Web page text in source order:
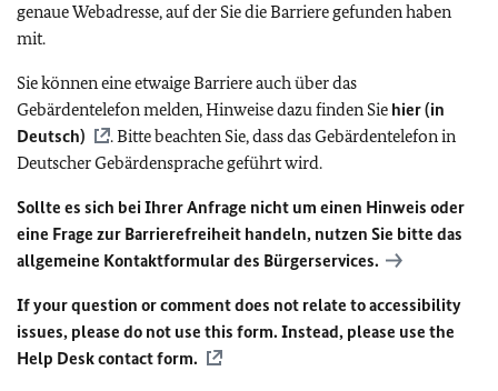
genaue Webadresse, auf der Sie die Barriere gefunden haben
mit.
Sie können eine etwaige Barriere auch über das
Gebärdentelefon melden, Hinweise dazu finden Sie hier (in
Deutsch)
. Bitte beachten Sie, dass das Gebärdentelefon in
Deutscher Gebärdensprache geführt wird.
Sollte es sich bei Ihrer Anfrage nicht um einen Hinweis oder
eine Frage zur Barrierefreiheit handeln, nutzen Sie bitte das
allgemeine Kontaktformular des Bürgerservices.
If your question or comment does not relate to accessibility
issues, please do not use this form. Instead, please use the
Help Desk contact form.